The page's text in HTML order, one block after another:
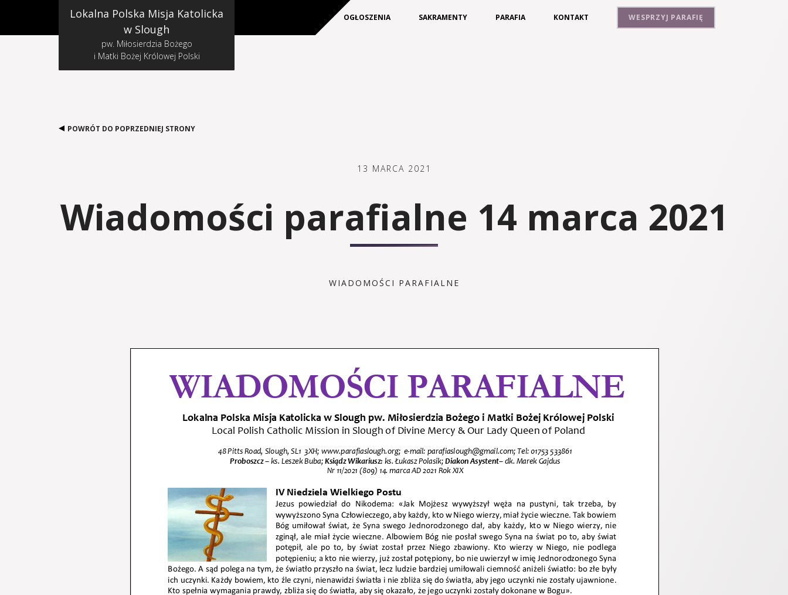
Lokalna Polska Misja Katolicka
w Slough
pw. Miłosierdzia Bożego
i Matki Bożej Królowej Polski
OGŁOSZENIA SAKRAMENTY PARAFIA KONTAKT WESPRZYJ PARAFIĘ
POWRÓT DO POPRZEDNIEJ STRONY
13 MARCA 2021
Wiadomości parafialne 14 marca 2021
WIADOMOŚCI PARAFIALNE